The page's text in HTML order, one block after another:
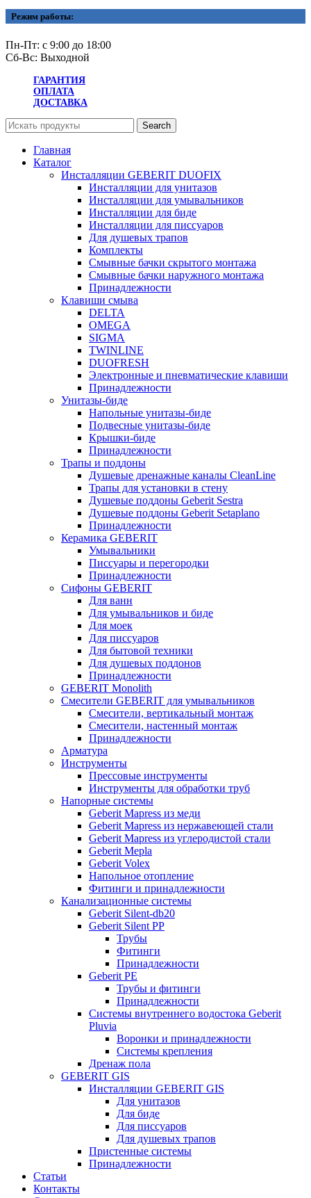
Режим работы:
Пн-Пт: с 9:00 до 18:00
Сб-Вс: Выходной
ГАРАНТИЯ
ОПЛАТА
ДОСТАВКА
Search
Главная
Каталог
Инсталляции GEBERIT DUOFIX
Инсталляции для унитазов
Инсталляции для умывальников
Инсталляции для биде
Инсталляции для писсуаров
Для душевых трапов
Комплекты
Смывные бачки скрытого монтажа
Смывные бачки наружного монтажа
Принадлежности
Клавиши смыва
DELTA
OMEGA
SIGMA
TWINLINE
DUOFRESH
Электронные и пневматические клавиши
Принадлежности
Унитазы-биде
Напольные унитазы-биде
Подвесные унитазы-биде
Крышки-биде
Принадлежности
Трапы и поддоны
Душевые дренажные каналы CleanLine
Трапы для установки в стену
Душевые поддоны Geberit Sestra
Душевые поддоны Geberit Setaplano
Принадлежности
Керамика GEBERIT
Умывальники
Писсуары и перегородки
Принадлежности
Сифоны GEBERIT
Для ванн
Для умывальников и биде
Для моек
Для писсуаров
Для бытовой техники
Для душевых поддонов
Принадлежности
GEBERIT Monolith
Смесители GEBERIT для умывальников
Смесители, вертикальный монтаж
Смесители, настенный монтаж
Принадлежности
Арматура
Инструменты
Прессовые инструменты
Инструменты для обработки труб
Напорные системы
Geberit Mapress из меди
Geberit Mapress из нержавеющей стали
Geberit Mapress из углеродистой стали
Geberit Mepla
Geberit Volex
Напольное отопление
Фитинги и принадлежности
Канализационные системы
Geberit Silent-db20
Geberit Silent PP
Трубы
Фитинги
Принадлежности
Geberit PE
Трубы и фитинги
Принадлежности
Системы внутреннего водостока Geberit
Pluvia
Воронки и принадлежности
Системы крепления
Дренаж пола
GEBERIT GIS
Инсталляции GEBERIT GIS
Для унитазов
Для биде
Для писсуаров
Для душевых трапов
Пристенные системы
Принадлежности
Статьи
Контакты